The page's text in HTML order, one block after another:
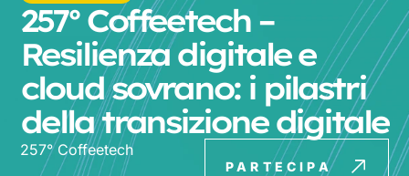
257° Coffeetech –
Resilienza digitale e
cloud sovrano: i pilastri
della transizione digitale
257° Coffeetech
PARTECIPA